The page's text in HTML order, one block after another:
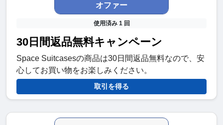
オファー
使用済み 1 回
30日間返品無料キャンペーン
Space Suitcasesの商品は30日間返品無料なので、安
心してお買い物をお楽しみください。
取引を得る